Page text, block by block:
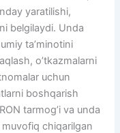
yaratilishi,
belgilaydi. Unda
ta’minotini
o’tkazmalarni
uchun
boshqarish
tarmog’i va unda
chiqarilgan